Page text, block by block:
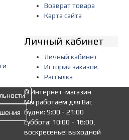
Возврат товара
Карта сайта
Личный кабинет
Личный кабинет
История заказов
Рассылка
© Интернет-магазин
Мы работаем для Вас
будни: 9:00 - 21:00
суббота: 10:00 - 16:00,
воскресенье: выходной